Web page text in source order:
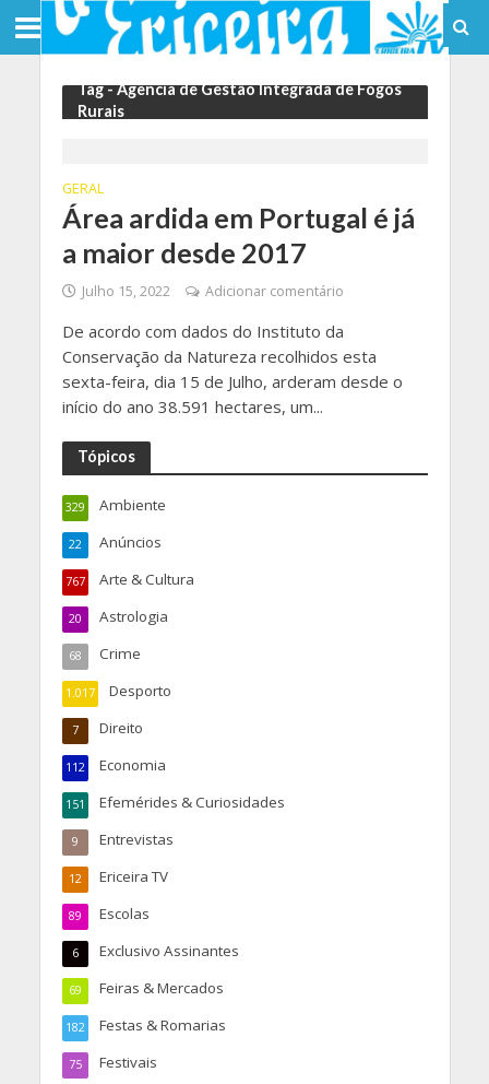
Tag - Agência de Gestão Integrada de Fogos
Rurais
GERAL
Área ardida em Portugal é já
a maior desde 2017
Julho 15, 2022 Adicionar comentário
De acordo com dados do Instituto da
Conservação da Natureza recolhidos esta
sexta-feira, dia 15 de Julho, arderam desde o
início do ano 38.591 hectares, um...
Tópicos
Ambiente
329
Anúncios
22
Arte & Cultura
767
Astrologia
20
Crime
68
Desporto
1.017
Direito
7
Economia
112
Efemérides & Curiosidades
151
Entrevistas
9
Ericeira TV
12
Escolas
89
Exclusivo Assinantes
6
Feiras & Mercados
69
Festas & Romarias
182
Festivais
75